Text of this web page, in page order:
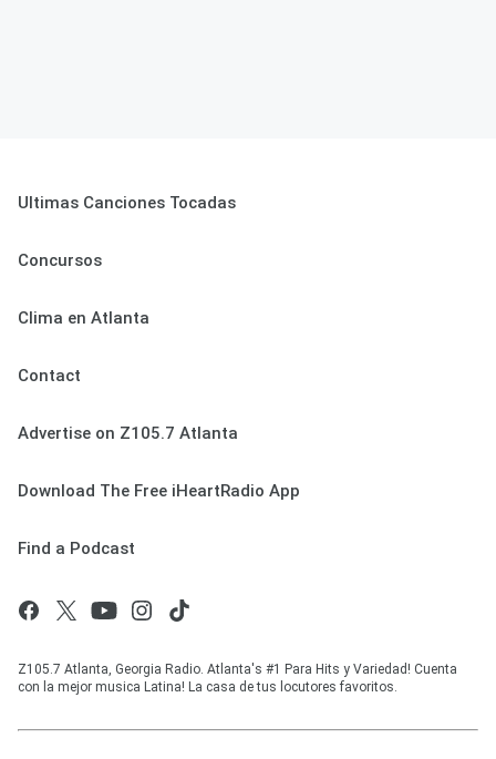
Ultimas Canciones Tocadas
Concursos
Clima en Atlanta
Contact
Advertise on Z105.7 Atlanta
Download The Free iHeartRadio App
Find a Podcast
Z105.7 Atlanta, Georgia Radio. Atlanta's #1 Para Hits y Variedad! Cuenta
con la mejor musica Latina! La casa de tus locutores favoritos.